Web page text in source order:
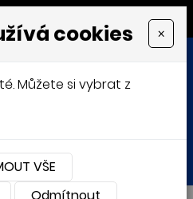
Košík
cookies ×
Můžete si vybrat z
VŠE